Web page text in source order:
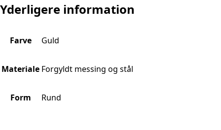
Yderligere information
Farve Guld
Materiale Forgyldt messing og stål
Form Rund